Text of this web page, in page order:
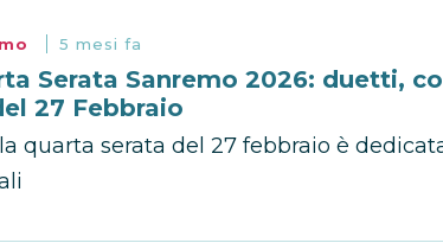
5 mesi fa
Serata Sanremo 2026: duetti,
27 Febbraio
quarta serata del 27 febbraio è